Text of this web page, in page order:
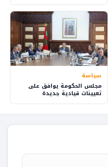
سياسة
مجلس الحكومة يوافق على
تعيينات قيادية جديدة